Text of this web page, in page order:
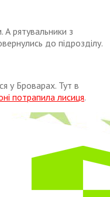
рятувальники з
до підрозділу.
у Броварах. Тут в
потрапила лисиця.